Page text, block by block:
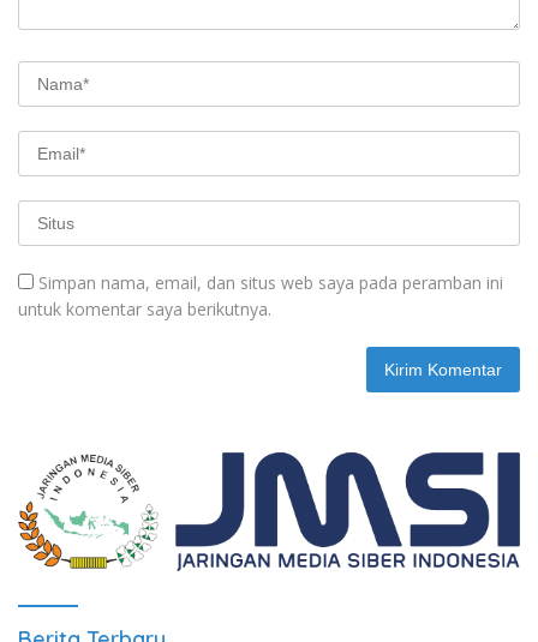
Simpan nama, email, dan situs web saya pada peramban ini
untuk komentar saya berikutnya.